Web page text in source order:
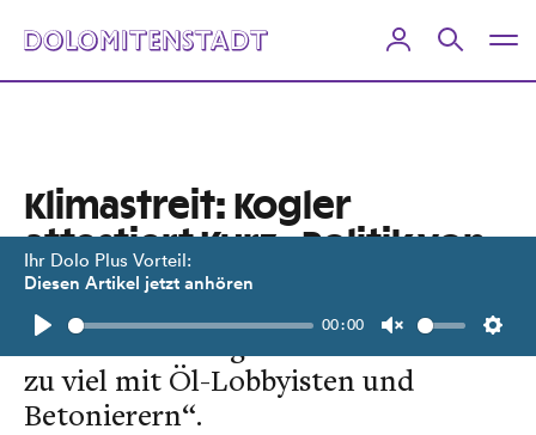
Ihr Dolo Plus Vorteil:
Diesen Artikel jetzt anhören
Play
00:00
Unmute
Klimastreit: Kogler
attestiert Kurz „Politik von
gestern“
Der Kanzler umgebe sich "vielleicht
zu viel mit Öl-Lobbyisten und
Betonierern“.